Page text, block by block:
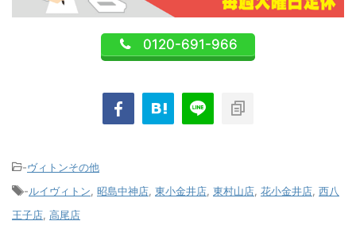
0120-691-966
-ヴィトンその他
-ルイヴィトン, 昭島中神店, 東小金井店, 東村山店, 花小金井店, 西八
王子店, 高尾店